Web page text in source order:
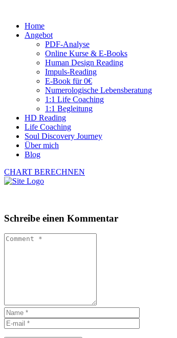
Home
Angebot
PDF-Analyse
Online Kurse & E-Books
Human Design Reading
Impuls-Reading
E-Book für 0€
Numerologische Lebensberatung
1:1 Life Coaching
1:1 Begleitung
HD Reading
Life Coaching
Soul Discovery Journey
Über mich
Blog
CHART BERECHNEN
Schreibe einen Kommentar